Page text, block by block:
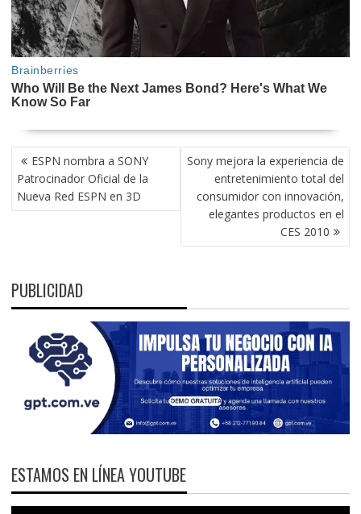
NAVEGACIÓN
DE
ENTRADAS
ESPN nombra a SONY
Patrocinador Oficial de la
Nueva Red ESPN en 3D
Sony mejora la experiencia de
entretenimiento total del
consumidor con innovación,
elegantes productos en el
CES 2010
PUBLICIDAD
ESTAMOS EN LÍNEA YOUTUBE